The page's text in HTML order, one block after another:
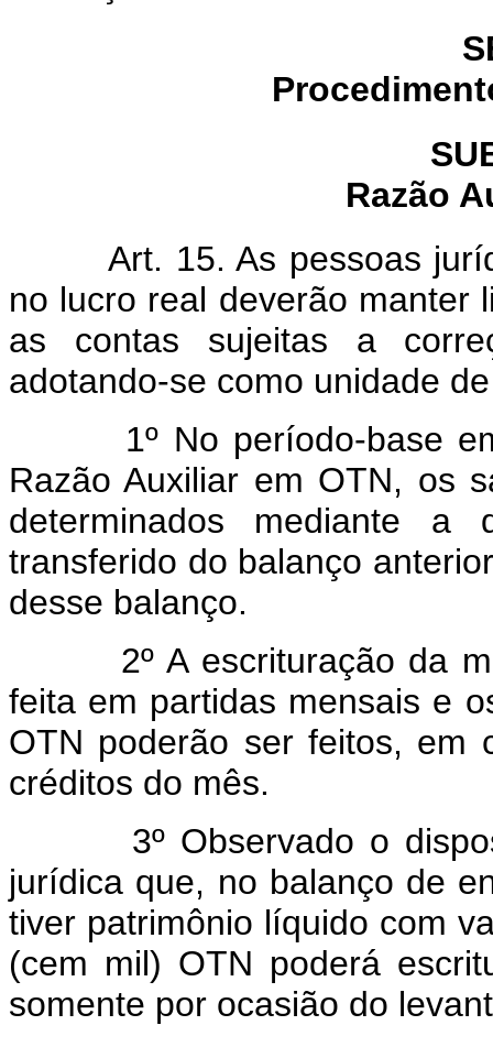
Razão
Art. 15. As pessoas
no lucro real deverão manter
as contas sujeitas a
adotando-se como unidade
1º No período-base em
Razão Auxiliar em OTN, os
determinados mediante a
transferido do balanço
desse balanço.
2º A escrituração da
feita em partidas mensais e
OTN poderão ser feitos, em
créditos do mês.
3º Observado o
jurídica que, no balanço de
tiver patrimônio líquido com
(cem mil) OTN poderá
somente por ocasião do